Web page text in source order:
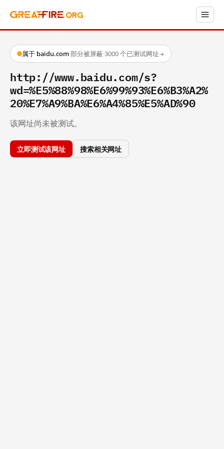
属于 baidu.com·部分被屏蔽·3000 个已测试网址→
http://www.baidu.com/s?
wd=%E5%88%98%E6%99%93%E6%B3%A2%
20%E7%A9%BA%E6%A4%85%E5%AD%90
该网址尚未被测试。
立即测试该网址 搜索相关网址